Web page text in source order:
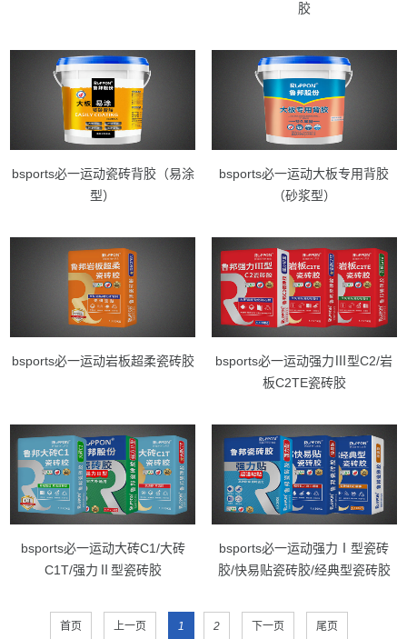
胶
bsports必一运动瓷砖背胶（易涂
型）
bsports必一运动大板专用背胶
（砂浆型）
bsports必一运动岩板超柔瓷砖胶
bsports必一运动强力Ⅲ型C2/岩
板C2TE瓷砖胶
bsports必一运动大砖C1/大砖
C1T/强力Ⅱ型瓷砖胶
bsports必一运动强力Ⅰ型瓷砖
胶/快易贴瓷砖胶/经典型瓷砖胶
首页 上一页 1 2 下一页 尾页